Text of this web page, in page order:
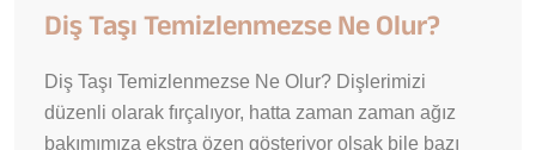
Diş Taşı Temizlenmezse Ne Olur?
Diş Taşı Temizlenmezse Ne Olur? Dişlerimizi
düzenli olarak fırçalıyor, hatta zaman zaman ağız
bakımımıza ekstra özen gösteriyor olsak bile bazı